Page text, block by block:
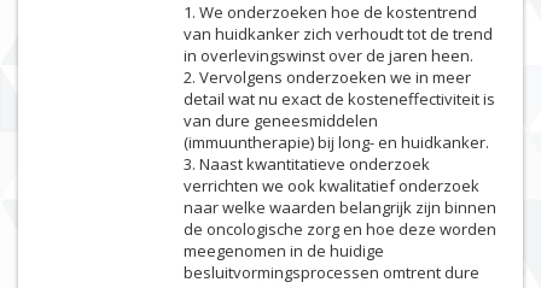
1. We onderzoeken hoe de kostentrend
van huidkanker zich verhoudt tot de trend
in overlevingswinst over de jaren heen.
2. Vervolgens onderzoeken we in meer
detail wat nu exact de kosteneffectiviteit is
van dure geneesmiddelen
(immuuntherapie) bij long- en huidkanker.
3. Naast kwantitatieve onderzoek
verrichten we ook kwalitatief onderzoek
naar welke waarden belangrijk zijn binnen
de oncologische zorg en hoe deze worden
meegenomen in de huidige
besluitvormingsprocessen omtrent dure